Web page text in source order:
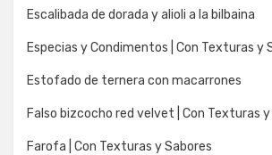
Escalibada de dorada y alioli a la bilbaina
Especias y Condimentos | Con Texturas y
Estofado de ternera con macarrones
Falso bizcocho red velvet | Con Texturas y
Farofa | Con Texturas y Sabores